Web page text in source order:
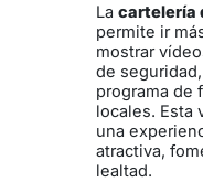
La cartelería
permite ir
mostrar
de
programa de
locales. Esta
una
atractiva,
lealtad.